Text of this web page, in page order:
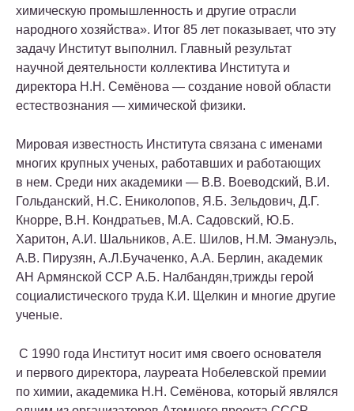
химическую промышленность и другие отрасли
народного хозяйства». Итог 85 лет показывает, что эту
задачу Институт выполнил. Главный результат
научной деятельности коллектива Института и
директора Н.Н. Семёнова — создание новой области
естествознания — химической физики.
Мировая известность Института связана с именами
многих крупных ученых, работавших и работающих
в нем. Среди них академики — В.В. Воеводский, В.И.
Гольданский, Н.С. Ениколопов, Я.Б. Зельдович, Д.Г.
Кнорре, В.Н. Кондратьев, М.А. Садовский, Ю.Б.
Харитон, А.И. Шальников, А.Е. Шилов, Н.М. Эмануэль,
А.В. Пирузян, А.Л.Бучаченко, А.А. Берлин, академик
АН Армянской ССР А.Б. Налбандян,трижды герой
социалистического труда К.И. Щелкин и многие другие
ученые.
С 1990 года Институт носит имя своего основателя
и первого директора, лауреата Нобелевской премии
по химии, академика Н.Н. Семёнова, который являлся